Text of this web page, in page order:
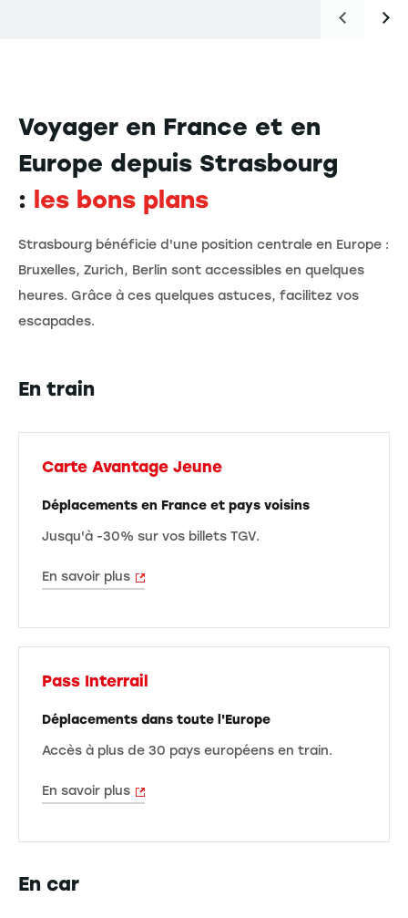
Voyager en France et en
Europe depuis Strasbourg
: les bons plans
Strasbourg bénéficie d'une position centrale en Europe :
Bruxelles, Zurich, Berlin sont accessibles en quelques
heures. Grâce à ces quelques astuces, facilitez vos
escapades.
En train
Carte Avantage Jeune
Déplacements en France et pays voisins
Jusqu'à -30% sur vos billets TGV.
En savoir plus
Pass Interrail
Déplacements dans toute l'Europe
Accès à plus de 30 pays européens en train.
En savoir plus
En car